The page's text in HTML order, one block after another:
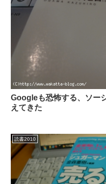
Googleも恐怖する、ソー
えてきた
読書2010